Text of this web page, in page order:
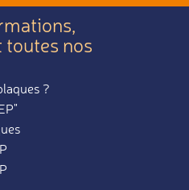
toutes nos
?